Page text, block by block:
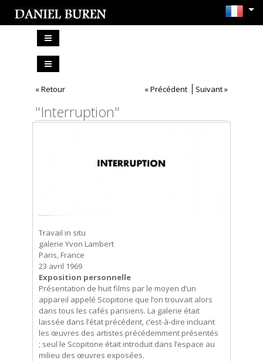
« Retour « Précédent Suivant »
"Interruption"
Travail in situ
galerie Yvon Lambert
Paris, France
23 avril 1969
Exposition personnelle
Présentation de huit films par le moyen d’un
appareil appelé Scopitone que l’on trouvait alors
dans tous les cafés parisiens. La galerie était
laissée dans l’état précédent, c’est-à-dire incluant
les œuvres des artistes précédemment présentés
; seul le Scopitone était introduit dans l’espace au
milieu des œuvres exposées.